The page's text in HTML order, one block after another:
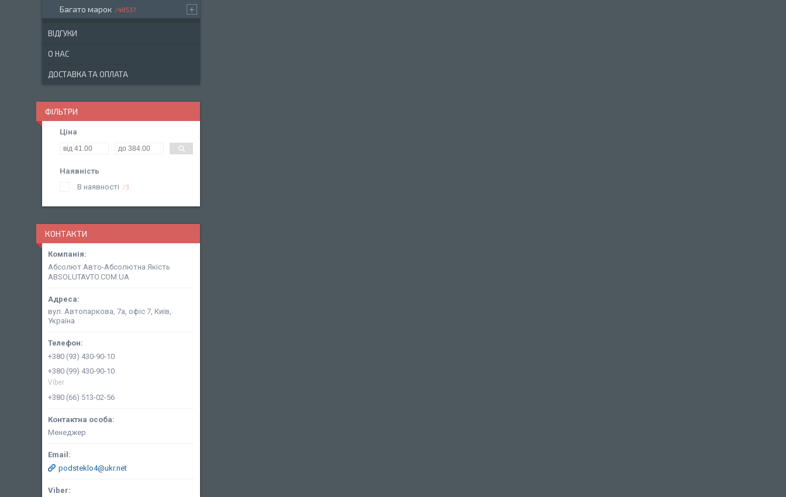
Багато марок 48537
ВІДГУКИ
О НАС
ДОСТАВКА ТА ОПЛАТА
ФІЛЬТРИ
Ціна
Наявність
В наявності
3
КОНТАКТИ
Абсолют Авто-Абсолютна Якість
ABSOLUTAVTO.COM.UA
вул. Автопаркова, 7а, офіс 7, Київ,
Україна
+380 (93) 430-90-10
+380 (99) 430-90-10
Viber
+380 (66) 513-02-56
Менеджер
podsteklo4@ukr.net